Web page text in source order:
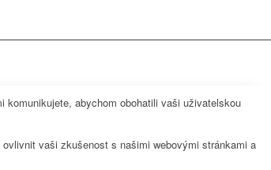
abychom obohatili vaši uživatelskou
vaši zkušenost s našimi webovými stránkami a